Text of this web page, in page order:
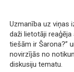
Uzmanība uz viņas
daži lietotāji
tiešām ir Šarona?”
novirzījās no
diskusiju tematu.